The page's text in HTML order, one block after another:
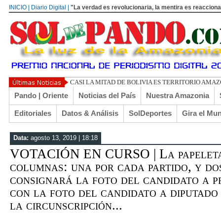
INICIO | Diario Digital | "La verdad es revolucionaria, la mentira es
CASI LA MITAD DE BOLIVIA ES TERRITORIO
Pando | Oriente Noticias del País Nuestra Amazonia
Editoriales Datos & Análisis SolDeportes Gira el
Data: agosto 13, 2019 | 18:18
VOTACIÓN EN CURSO | La
columnas: una por cada partido, y
consignará la foto del candidato a
con la foto del candidato a diputado
la circunscripción...